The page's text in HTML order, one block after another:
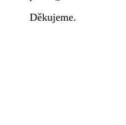
Děkujeme.